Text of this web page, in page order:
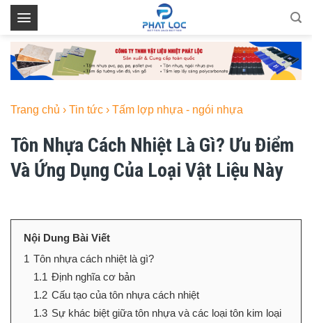
Skip
Trang chủ › Tin tức › Tấm lợp nhựa - ngói nhựa
Tôn Nhựa Cách Nhiệt Là Gì? Ưu Điểm
Và Ứng Dụng Của Loại Vật Liệu Này
Nội Dung Bài Viết
1 Tôn nhựa cách nhiệt là gì?
1.1 Định nghĩa cơ bản
1.2 Cấu tạo của tôn nhựa cách nhiệt
1.3 Sự khác biệt giữa tôn nhựa và các loại tôn kim loại